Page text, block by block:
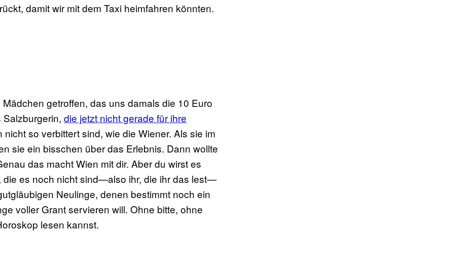
damit wir mit dem Taxi heimfahren könnten.
getroffen, das uns damals die 10 Euro
die jetzt nicht gerade für ihre
nicht so verbittert sind, wie die Wiener. Als sie im
sie ein bisschen über das Erlebnis. Dann wollte
das macht Wien mit dir. Aber du wirst es
die es noch nicht sind—also ihr, die ihr das lest—
Neulinge, denen bestimmt noch ein
voller Grant servieren will. Ohne bitte, ohne
lesen kannst.